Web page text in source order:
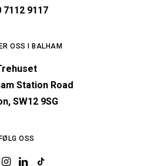
7112 9117
OSS I BALHAM
Station Road
SW12 9SG
FØLG OSS